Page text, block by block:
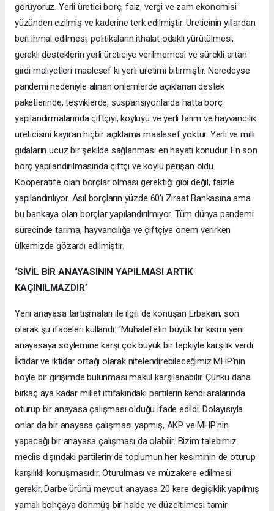
görüyoruz. Yerli üretici borç, faiz, vergi ve zam ekonomisi
yüzünden ezilmiş ve kaderine terk edilmiştir. Üreticinin yıllardan
beri ihmal edilmesi, politikaların ithalat odaklı yürütülmesi,
gerekli desteklerin yerli üreticiye verilmemesi ve sürekli artan
girdi maliyetleri maalesef ki yerli üretimi bitirmiştir. Neredeyse
pandemi nedeniyle alınan önlemlerde açıklanan destek
paketlerinde, teşviklerde, süspansiyonlarda hatta borç
yapılandırmalarında çiftçiyi, köylüyü ve yerli tarım ve hayvancılık
üreticisini kayıran hiçbir açıklama maalesef yoktur. Yerli ve milli
gıdaların ucuz bir şekilde sağlanması en hayati konudur. En son
borç yapılandırılmasında çiftçi ve köylü perişan oldu.
Kooperatife olan borçlar olması gerektiği gibi değil, faizle
yapılandırılıyor. Asıl borçların yüzde 60'ı Ziraat Bankasına ama
bu bankaya olan borçlar yapılandırılmıyor. Tüm dünya pandemi
sürecinde tarıma, hayvancılığa ve çiftçiye önem verirken
ülkemizde gözardı edilmiştir.
‘SİVİL BİR ANAYASININ YAPILMASI ARTIK
KAÇINILMAZDIR’
Yeni anayasa tartışmaları ile ilgili de konuşan Erbakan, son
olarak şu ifadeleri kullandı: “Muhalefetin büyük bir kısmı yeni
anayasaya söylemine karşı çok büyük bir tepkiyle karşılık verdi.
İktidar ve iktidar ortağı olarak nitelendirebileceğimiz MHP'nin
böyle bir girişimde bulunması makul karşılanabilir. Çünkü daha
birkaç aya kadar millet ittifakındaki partilerin kendi aralarında
oturup bir anayasa çalışması olduğu ifade edildi. Dolayısıyla
onlar da bir anayasa çalışması yapmış, AKP ve MHP'nin
yapacağı bir anayasa çalışması da olabilir. Bizim talebimiz
meclis dışındaki partilerin de toplumun her kesiminin de oturup
karşılıklı konuşmasıdır. Oturulması ve müzakere edilmesi
gerekir. Darbe ürünü mevcut anayasa 20 kere değişiklik yapılmış
yamalı bohçaya dönmüş bir halde ve düzeltilmesi tamir